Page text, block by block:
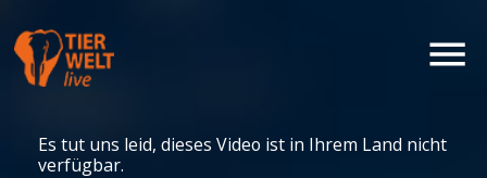
Es tut uns leid, dieses Video ist in Ihrem Land nicht
verfügbar.